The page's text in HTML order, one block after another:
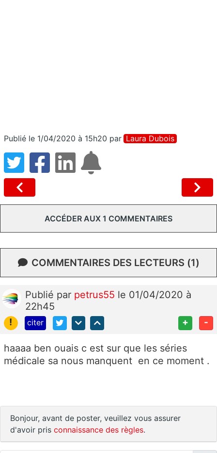
Publié le 1/04/2020 à 15h20 par Laura Dubois
ACCÉDER AUX 1 COMMENTAIRES
COMMENTAIRES DES LECTEURS (1)
Publié par petrus55 le 01/04/2020 à
22h45
!
citer + -
haaaa ben ouais c est sur que les séries
médicale sa nous manquent en ce moment .
Bonjour, avant de poster, veuillez vous assurer
d'avoir pris connaissance des règles.